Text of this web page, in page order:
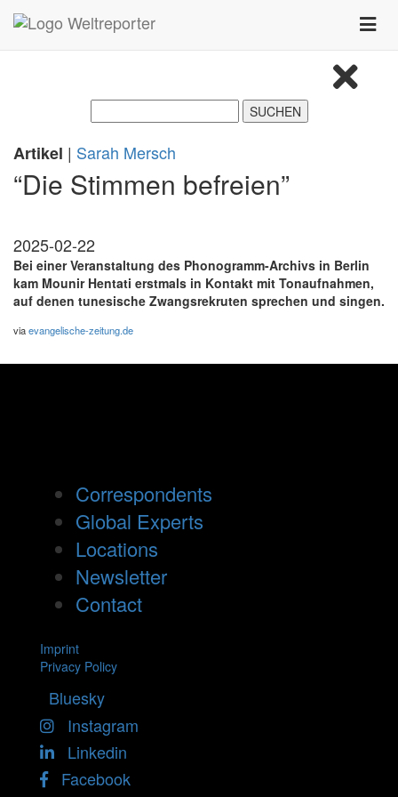
Zum Inhalt springen
Toggle
Artikel | Sarah Mersch
“Die Stimmen befreien”
2025-02-22
Bei einer Veranstaltung des Phonogramm-Archivs in Berlin
kam Mounir Hentati erstmals in Kontakt mit Tonaufnahmen,
auf denen tunesische Zwangsrekruten sprechen und singen.
viaevangelische-zeitung.de
Correspondents
Global Experts
Locations
Newsletter
Contact
Imprint
Privacy Policy
Bluesky
Instagram
Linkedin
Facebook